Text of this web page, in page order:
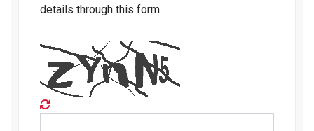
details through this form.